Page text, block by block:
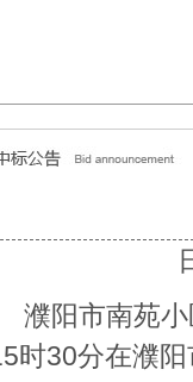
濮阳市南苑小
时30分在濮